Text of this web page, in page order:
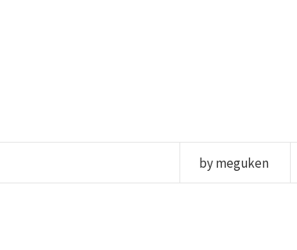
by meguken